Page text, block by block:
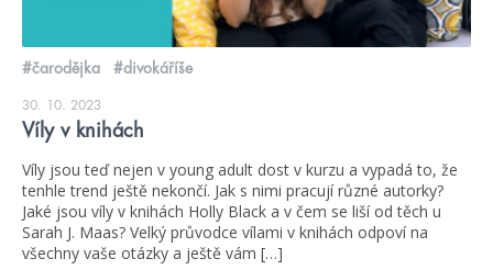
#čarodějka #divokáříše
30. 10. 2023
Víly v knihách
Víly jsou teď nejen v young adult dost v kurzu a vypadá to, že
tenhle trend ještě nekončí. Jak s nimi pracují různé autorky?
Jaké jsou víly v knihách Holly Black a v čem se liší od těch u
Sarah J. Maas? Velký průvodce vílami v knihách odpoví na
všechny vaše otázky a ještě vám […]